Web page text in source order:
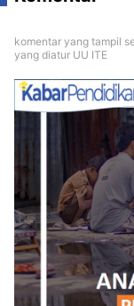
komentar yang tampil
yang diatur UU ITE